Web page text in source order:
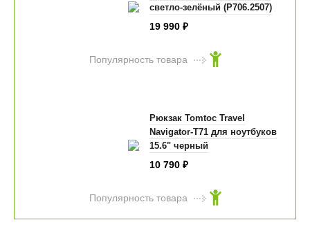
светло-зелёный (P706.2507)
19 990 ₽
Популярность товара
Рюкзак Tomtoc Travel
Navigator-T71 для ноутбуков
15.6" черный
10 790 ₽
Популярность товара